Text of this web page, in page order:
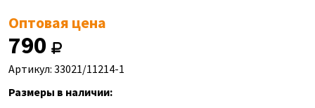
Оптовая цена
790
Артикул: 33021/11214-1
Размеры в наличии: